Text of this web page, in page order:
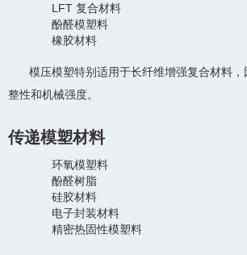
LFT 复合材料
酚醛模塑料
橡胶材料
模压模塑特别适用于长纤维增强复合材料
整性和机械强度。
传递模塑材料
环氧模塑料
酚醛树脂
硅胶材料
电子封装材料
精密热固性模塑料